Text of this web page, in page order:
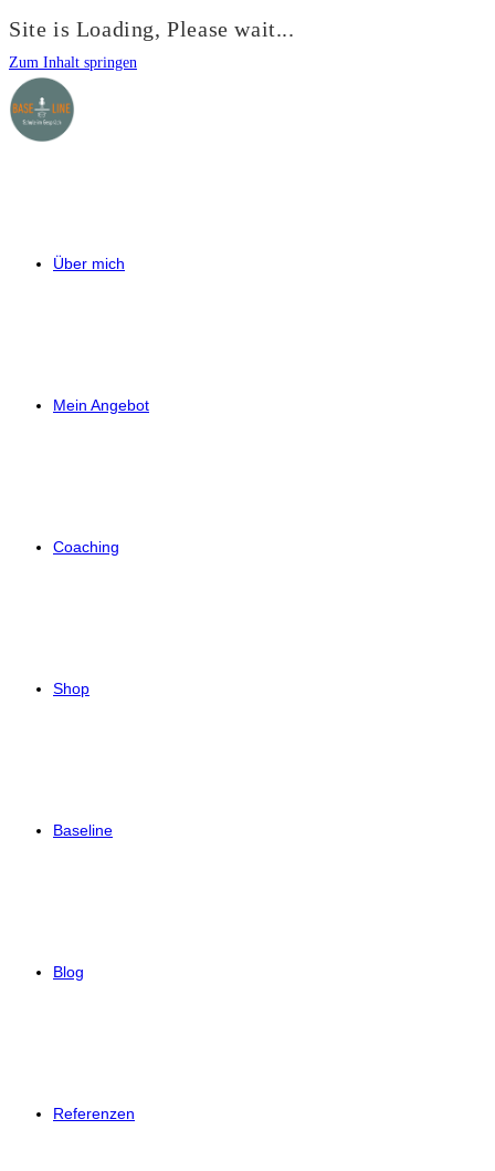
Site is Loading, Please wait...
Zum Inhalt springen
Über mich
Mein Angebot
Coaching
Shop
Baseline
Blog
Referenzen